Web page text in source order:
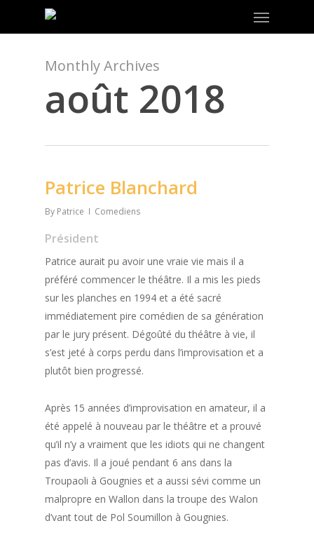
Menu
Monthly Archives
août 2018
Patrice Blanchard
By Patrice Comediens
Président
Patrice aurait pu avoir une vraie vie mais il a
préféré commencer le théâtre. Il a mis les pieds
sur les planches en 1994 et a été sacré
immédiatement pire comédien de sa génération
par le jury présent. Dégoûté du théâtre à vie, il
s’est jeté à corps perdu dans l’improvisation et a
plutôt bien progressé.
Après 15 années d’improvisation en amateur, il a
été appelé à nouveau par le théâtre et a prouvé
qu’il n’y a vraiment que les idiots qui ne changent
pas d’avis. Il a joué pendant 6 ans dans la
Troupaoli à Gougnies et a aussi sévi comme un
malpropre en Wallon dans la troupe des Walon
d’vant tout de Pol Soumillon à Gougnies.